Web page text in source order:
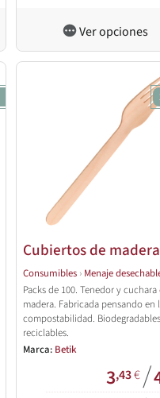
Ver opciones
Cubiertos de madera
Consumibles › Menaje
Packs de 100. Tenedor y cuchara
madera. Fabricada pensando en
compostabilidad.
reciclables.
Marca: Betik
3,43€/